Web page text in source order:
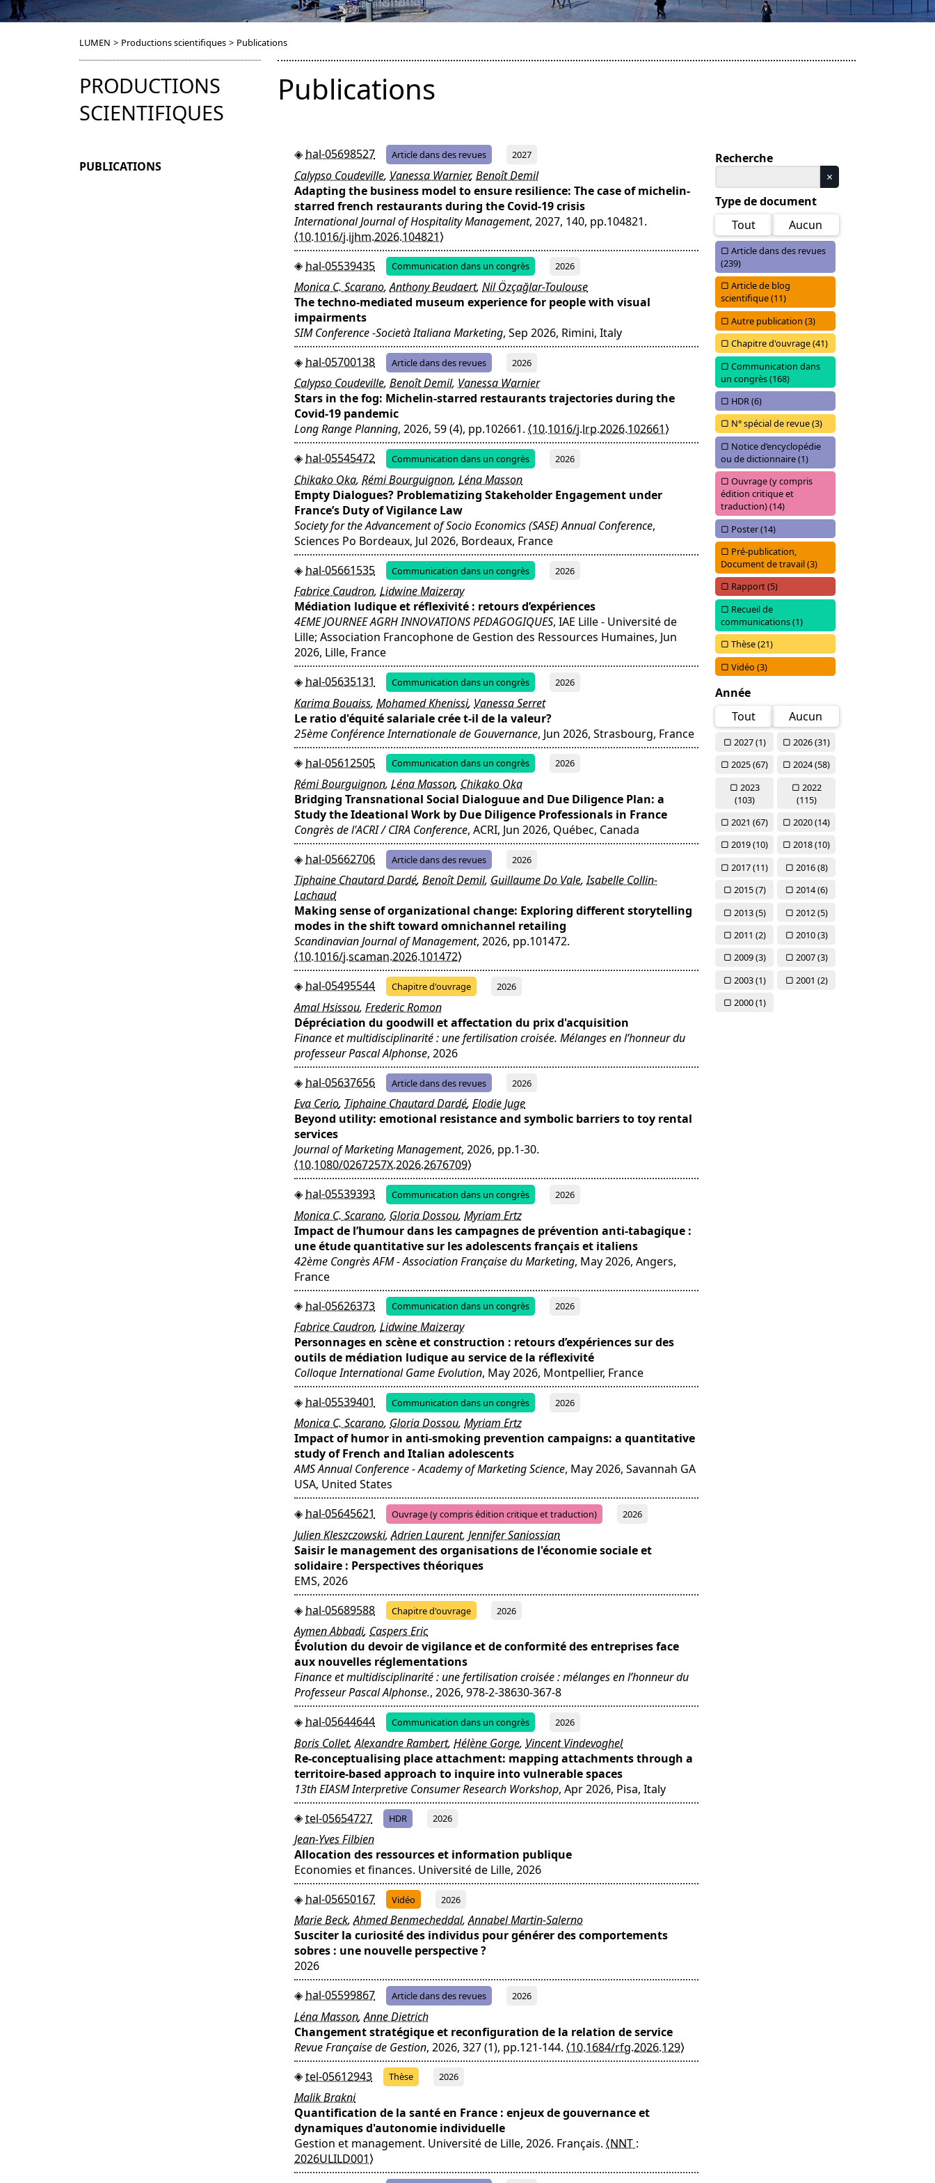
LUMEN > Productions scientifiques > Publications
PRODUCTIONS
SCIENTIFIQUES
PUBLICATIONS
Publications
hal-05698527 Article dans des revues 2027
Calypso Coudeville, Vanessa Warnier, Benoît Demil
Adapting the business model to ensure resilience: The case of michelin-
starred french restaurants during the Covid-19 crisis
International Journal of Hospitality Management, 2027, 140, pp.104821.
⟨10.1016/j.ijhm.2026.104821⟩
hal-05539435
Communication dans un congrès 2026
Monica C. Scarano,Anthony Beudaert, Nil Özçağlar-Toulouse
The techno-mediated museum experience for people with visual
impairments
SIM Conference -Società Italiana Marketing, Sep 2026, Rimini, Italy
hal-05700138
Article dans des revues 2026
Calypso Coudeville, Benoît Demil, Vanessa Warnier
Stars in the fog: Michelin-starred restaurants trajectories during the
Covid-19 pandemic
Long Range Planning, 2026, 59 (4), pp.102661. ⟨10.1016/j.lrp.2026.102661⟩
hal-05545472
Communication dans un congrès 2026
Chikako Oka, Rémi Bourguignon, Léna Masson
Empty Dialogues? Problematizing Stakeholder Engagement under
France’s Duty of Vigilance Law
Society for the Advancement of Socio Economics (SASE) Annual Conference,
Sciences Po Bordeaux, Jul 2026, Bordeaux, France
hal-05661535
Communication dans un congrès 2026
Fabrice Caudron, Lidwine Maizeray
Médiation ludique et réflexivité : retours d’expériences
4EME JOURNEE AGRH INNOVATIONS PEDAGOGIQUES, IAE Lille - Université de
Lille; Association Francophone de Gestion des Ressources Humaines, Jun
2026, Lille, France
hal-05635131
Communication dans un congrès 2026
Karima Bouaiss, Mohamed Khenissi, Vanessa Serret
Le ratio d'équité salariale crée t-il de la valeur?
25ème Conférence Internationale de Gouvernance, Jun 2026, Strasbourg, France
hal-05612505
Communication dans un congrès 2026
Rémi Bourguignon, Léna Masson, Chikako Oka
Bridging Transnational Social Dialoguue and Due Diligence Plan: a
Study the Ideational Work by Due Diligence Professionals in France
Congrès de l'ACRI / CIRA Conference, ACRI, Jun 2026, Québec, Canada
hal-05662706
Article dans des revues 2026
Tiphaine Chautard Dardé, Benoît Demil, Guillaume Do Vale,Isabelle Collin-
Lachaud
Making sense of organizational change: Exploring different storytelling
modes in the shift toward omnichannel retailing
Scandinavian Journal of Management, 2026, pp.101472.
⟨10.1016/j.scaman.2026.101472⟩
hal-05495544
Chapitre d'ouvrage 2026
Amal Hsissou, Frederic Romon
Dépréciation du goodwill et affectation du prix d'acquisition
Finance et multidisciplinarité : une fertilisation croisée. Mélanges en l’honneur du
professeur Pascal Alphonse, 2026
hal-05637656
Article dans des revues 2026
Eva Cerio, Tiphaine Chautard Dardé, Elodie Juge
Beyond utility: emotional resistance and symbolic barriers to toy rental
services
Journal of Marketing Management, 2026, pp.1-30.
⟨10.1080/0267257X.2026.2676709⟩
hal-05539393
Communication dans un congrès 2026
Monica C. Scarano, Gloria Dossou, Myriam Ertz
Impact de l’humour dans les campagnes de prévention anti-tabagique :
une étude quantitative sur les adolescents français et italiens
42ème Congrès AFM - Association Française du Marketing, May 2026, Angers,
France
hal-05626373
Communication dans un congrès 2026
Fabrice Caudron, Lidwine Maizeray
Personnages en scène et construction : retours d’expériences sur des
outils de médiation ludique au service de la réflexivité
Colloque International Game Evolution, May 2026, Montpellier, France
hal-05539401
Communication dans un congrès 2026
Monica C. Scarano, Gloria Dossou, Myriam Ertz
Impact of humor in anti-smoking prevention campaigns: a quantitative
study of French and Italian adolescents
AMS Annual Conference - Academy of Marketing Science, May 2026, Savannah GA
USA, United States
hal-05645621
Ouvrage (y compris édition critique et traduction) 2026
Julien Kleszczowski,Adrien Laurent, Jennifer Saniossian
Saisir le management des organisations de l'économie sociale et
solidaire : Perspectives théoriques
EMS, 2026
hal-05689588
Chapitre d'ouvrage 2026
Aymen Abbadi, Caspers Eric
Évolution du devoir de vigilance et de conformité des entreprises face
aux nouvelles réglementations
Finance et multidisciplinarité : une fertilisation croisée : mélanges en l’honneur du
Professeur Pascal Alphonse., 2026, 978-2-38630-367-8
hal-05644644
Communication dans un congrès 2026
Boris Collet,Alexandre Rambert, Hélène Gorge, Vincent Vindevoghel
Re-conceptualising place attachment: mapping attachments through a
territoire-based approach to inquire into vulnerable spaces
13th EIASM Interpretive Consumer Research Workshop, Apr 2026, Pisa, Italy
tel-05654727
HDR 2026
Jean-Yves Filbien
Allocation des ressources et information publique
Economies et finances. Université de Lille, 2026
hal-05650167
Vidéo 2026
Marie Beck,Ahmed Benmecheddal,Annabel Martin-Salerno
Susciter la curiosité des individus pour générer des comportements
sobres : une nouvelle perspective ?
2026
hal-05599867
Article dans des revues 2026
Léna Masson,Anne Dietrich
Changement stratégique et reconfiguration de la relation de service
Revue Française de Gestion, 2026, 327 (1), pp.121-144. ⟨10.1684/rfg.2026.129⟩
tel-05612943
Thèse 2026
Malik Brakni
Quantification de la santé en France : enjeux de gouvernance et
dynamiques d'autonomie individuelle
Gestion et management. Université de Lille, 2026. Français. ⟨NNT :
2026ULILD001⟩
Recherche
Type de document
Tout
Aucun
Article dans des revues
(239)
Article de blog
scientifique (11)
Autre publication (3)
Chapitre d'ouvrage (41)
Communication dans
un congrès (168)
HDR (6)
N° spécial de revue (3)
Notice d’encyclopédie
ou de dictionnaire (1)
Ouvrage (y compris
édition critique et
traduction) (14)
Poster (14)
Pré-publication,
Document de travail (3)
Rapport (5)
Recueil de
communications (1)
Thèse (21)
Vidéo (3)
Année
Tout
Aucun
2027 (1) 2026 (31)
2025 (67) 2024 (58)
2023
(103)
2022
(115)
2021 (67) 2020 (14)
2019 (10) 2018 (10)
2017 (11) 2016 (8)
2015 (7) 2014 (6)
2013 (5) 2012 (5)
2011 (2) 2010 (3)
2009 (3) 2007 (3)
2003 (1) 2001 (2)
2000 (1)